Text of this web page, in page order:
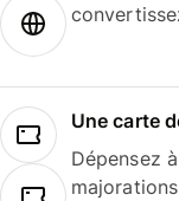
Une carte
Dépensez